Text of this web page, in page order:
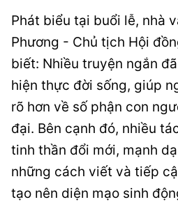
Phát biểu tại buổi lễ, nhà
Phương - Chủ tịch Hội
biết: Nhiều truyện ngắn
hiện thực đời sống, giúp
rõ hơn về số phận con
đại. Bên cạnh đó, nhiều
tinh thần đổi mới, mạnh
những cách viết và tiếp
tạo nên diện mạo sinh